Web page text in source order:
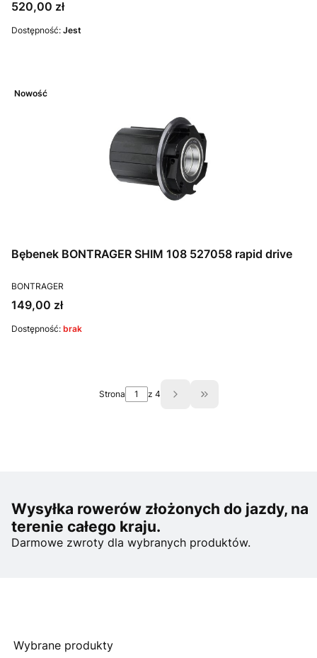
Cena
520,00 zł
Dostępność: Jest
Nowość
Bębenek BONTRAGER SHIM 108 527058 rapid drive
PRODUCENT
BONTRAGER
Cena
149,00 zł
Dostępność: brak
Strona z 4 Przejdź do ostatniej
Wysyłka rowerów złożonych do jazdy, na
terenie całego kraju.
Darmowe zwroty dla wybranych produktów.
Wybrane produkty